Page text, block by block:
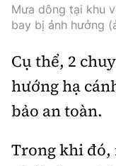
Nhà thầu
Mời thầu - Đấu
Thi viết về GTVT
Gương sáng giao
Âm nhạc
Hậu trường sao
360 độ thể thao
Sản phẩm mới
Tư vấn
Thế giới
Hồ sơ tài liệu
Thế giới giao thông
Thế giới xây dựng
Đi ++
Du lịch
Khám phá
Lối sống
Video
Khám phá
Mưa dông tại khu
bay bị ảnh hưởng
Cụ thể, 2
hướng hạ
bảo an toàn.
Trong khi đó,